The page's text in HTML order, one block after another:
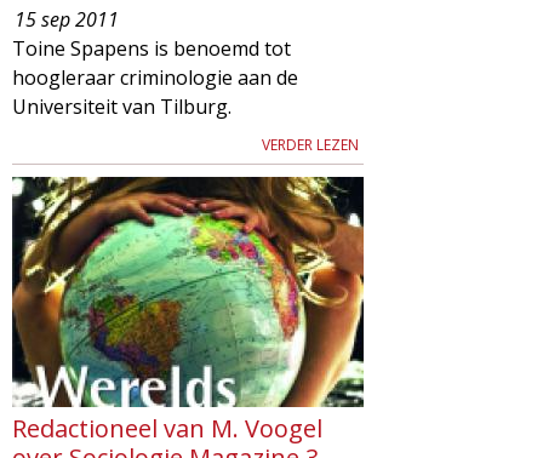
15 sep 2011
Toine Spapens is benoemd tot
hoogleraar criminologie aan de
Universiteit van Tilburg.
VERDER LEZEN
Redactioneel van M. Voogel